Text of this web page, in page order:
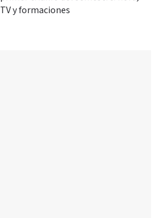
TV y formaciones